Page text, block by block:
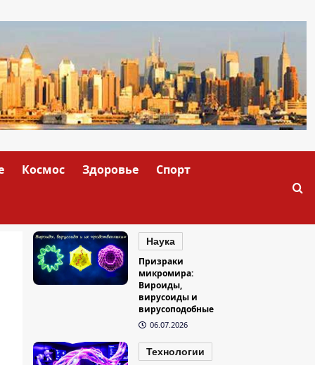
Космос Здоровье Спорт
Наука
Призраки
микромира:
Вироиды,
вирусоиды и
вирусоподобные
06.07.2026
Технологии